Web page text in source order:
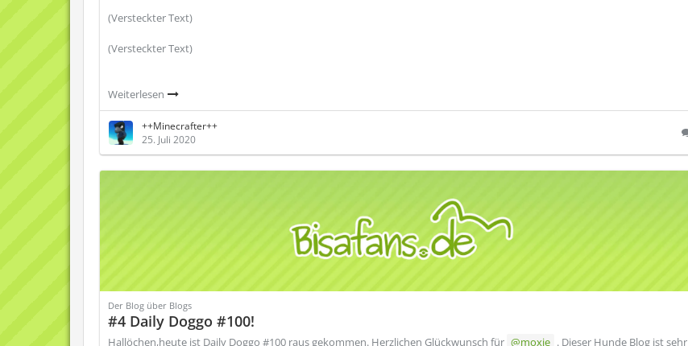
(Versteckter Text)
(Versteckter Text)
Weiterlesen
++Minecrafter++
25. Juli 2020
Der Blog über Blogs
#4 Daily Doggo #100!
Hallöchen,heute ist Daily Doggo #100 raus gekommen. Herzlichen Glückwunsch für moxie . Dieser Hunde Blog ist sehr